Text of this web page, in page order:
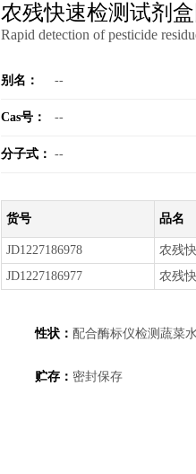
农残快速检测试剂
Rapid detection of pesticide
别名： --
Cas号： --
分子式： --
货号 品名
JD1227186978
农残
JD1227186977
农残
性状： 配合酶标仪检测蔬菜
贮存： 密封保存